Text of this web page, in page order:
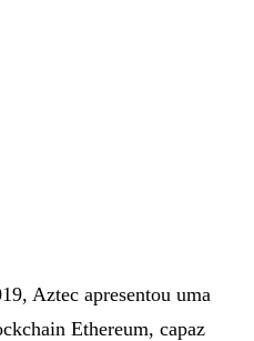
Aztec apresentou uma
Ethereum, capaz